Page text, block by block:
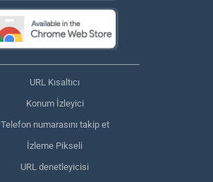
URL Kısaltıcı
Konum İzleyici
Telefon numarasını takip et
İzleme Pikseli
URL denetleyicisi